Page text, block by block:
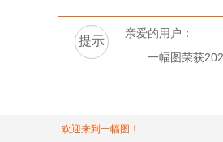
提示
亲爱的用户：
一幅图荣获
欢迎来到一幅图！